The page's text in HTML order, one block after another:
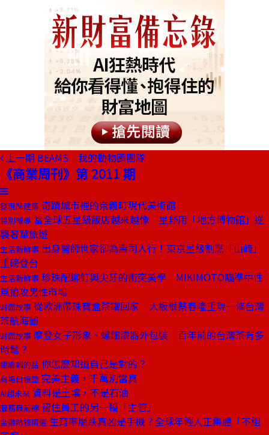
上一期 BEAMS 我的動物園團隊
《商業周刊》第 2011 期
發現酷建築 奇蹟城市裡的奈義町現代美術館
特別報導 當全球五星級飯店越來越像 星野用「地方博物館」逆
襲奢華旅遊
生活新鮮事 出身醫師世家卻為壽司入行！東京星級割烹「山崎」
重磅登台
生活新鮮事 珍珠配鉚釘與尖牙的衝突美學 MIKIMOTO瞄準中性
風搶攻男性市場
封面故事 從歐洲帶珠寶盒茶罐回家 大板根蔡春隆重現一條台灣
茶航海圖
封面故事 摩登女子形象、螺鈿漆器外包裝 百年前的台灣茶有多
時髦？
總編輯的話 你怎麼知道自己是對的？
商場自慢塾 完美主義，千萬別當真
AI超未來 資料是土壤，不是石油
服務最前線 留住員工的另一種「主管」
金融時報精選 生育率崩跌真凶是手機？全球年輕人正集體「不組